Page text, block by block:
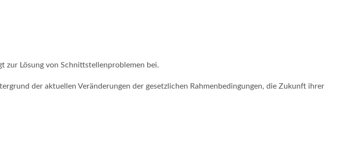
zur Lösung von Schnittstellenproblemen bei.
der aktuellen Veränderungen der gesetzlichen Rahmenbedingungen, die Zukunft ihrer